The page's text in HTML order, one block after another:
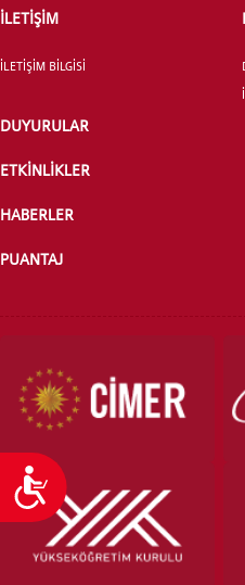
Ulaşılabilirlik
LİSANS ADAY ÖĞRENCİ
İLETİŞİM
İLETİŞİM BİLGİSİ
DUYURULAR
ETKİNLİKLER
HABERLER
PUANTAJ